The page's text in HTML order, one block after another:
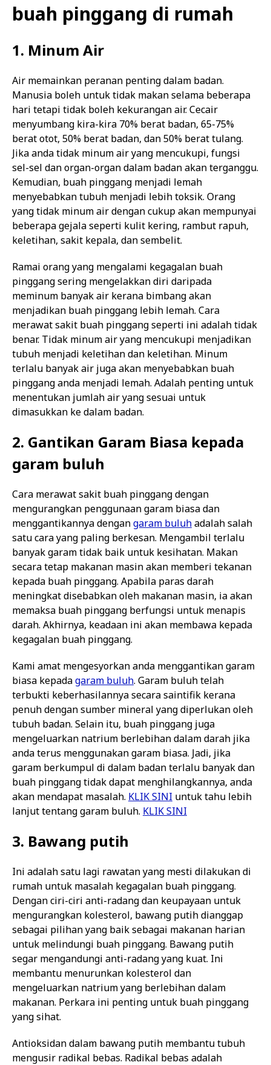
buah pinggang di rumah
1. Minum Air
Air memainkan peranan penting dalam badan.
Manusia boleh untuk tidak makan selama beberapa
hari tetapi tidak boleh kekurangan air. Cecair
menyumbang kira-kira 70% berat badan, 65-75%
berat otot, 50% berat badan, dan 50% berat tulang.
Jika anda tidak minum air yang mencukupi, fungsi
sel-sel dan organ-organ dalam badan akan terganggu.
Kemudian, buah pinggang menjadi lemah
menyebabkan tubuh menjadi lebih toksik. Orang
yang tidak minum air dengan cukup akan mempunyai
beberapa gejala seperti kulit kering, rambut rapuh,
keletihan, sakit kepala, dan sembelit.
Ramai orang yang mengalami kegagalan buah
pinggang sering mengelakkan diri daripada
meminum banyak air kerana bimbang akan
menjadikan buah pinggang lebih lemah. Cara
merawat sakit buah pinggang seperti ini adalah tidak
benar. Tidak minum air yang mencukupi menjadikan
tubuh menjadi keletihan dan keletihan. Minum
terlalu banyak air juga akan menyebabkan buah
pinggang anda menjadi lemah. Adalah penting untuk
menentukan jumlah air yang sesuai untuk
dimasukkan ke dalam badan.
2. Gantikan Garam Biasa kepada
garam buluh
Cara merawat sakit buah pinggang dengan
mengurangkan penggunaan garam biasa dan
menggantikannya dengangaram buluhadalah salah
satu cara yang paling berkesan. Mengambil terlalu
banyak garam tidak baik untuk kesihatan. Makan
secara tetap makanan masin akan memberi tekanan
kepada buah pinggang. Apabila paras darah
meningkat disebabkan oleh makanan masin, ia akan
memaksa buah pinggang berfungsi untuk menapis
darah. Akhirnya, keadaan ini akan membawa kepada
kegagalan buah pinggang.
Kami amat mengesyorkan anda menggantikan garam
biasa kepadagaram buluh. Garam buluh telah
terbukti keberhasilannya secara saintifik kerana
penuh dengan sumber mineral yang diperlukan oleh
tubuh badan. Selain itu, buah pinggang juga
mengeluarkan natrium berlebihan dalam darah jika
anda terus menggunakan garam biasa. Jadi, jika
garam berkumpul di dalam badan terlalu banyak dan
buah pinggang tidak dapat menghilangkannya, anda
akan mendapat masalah. KLIK SINI untuk tahu lebih
lanjut tentang garam buluh. KLIK SINI
3. Bawang putih
Ini adalah satu lagi rawatan yang mesti dilakukan di
rumah untuk masalah kegagalan buah pinggang.
Dengan ciri-ciri anti-radang dan keupayaan untuk
mengurangkan kolesterol, bawang putih dianggap
sebagai pilihan yang baik sebagai makanan harian
untuk melindungi buah pinggang. Bawang putih
segar mengandungi anti-radang yang kuat. Ini
membantu menurunkan kolesterol dan
mengeluarkan natrium yang berlebihan dalam
makanan. Perkara ini penting untuk buah pinggang
yang sihat.
Antioksidan dalam bawang putih membantu tubuh
mengusir radikal bebas. Radikal bebas adalah